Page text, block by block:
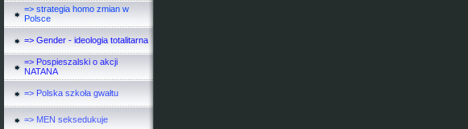
=> strategia homo zmian w
Polsce
=> Gender - ideologia totalitarna
=> Pospieszalski o akcji
NATANA
=> Polska szkoła gwałtu
=> MEN seksedukuje